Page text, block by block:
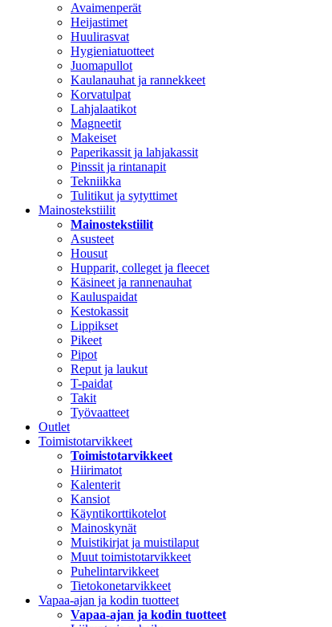
Avaimenperät
Heijastimet
Huulirasvat
Hygieniatuotteet
Juomapullot
Kaulanauhat ja rannekkeet
Korvatulpat
Lahjalaatikot
Magneetit
Makeiset
Paperikassit ja lahjakassit
Pinssit ja rintanapit
Tekniikka
Tulitikut ja sytyttimet
Mainostekstiilit
Mainostekstiilit
Asusteet
Housut
Hupparit, colleget ja fleecet
Käsineet ja rannenauhat
Kauluspaidat
Kestokassit
Lippikset
Pikeet
Pipot
Reput ja laukut
T-paidat
Takit
Työvaatteet
Outlet
Toimistotarvikkeet
Toimistotarvikkeet
Hiirimatot
Kalenterit
Kansiot
Käyntikorttikotelot
Mainoskynät
Muistikirjat ja muistilaput
Muut toimistotarvikkeet
Puhelintarvikkeet
Tietokonetarvikkeet
Vapaa-ajan ja kodin tuotteet
Vapaa-ajan ja kodin tuotteet